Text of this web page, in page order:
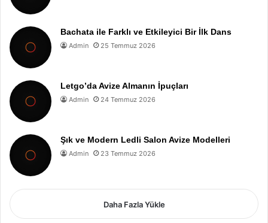
Bachata ile Farklı ve Etkileyici Bir İlk Dans
Admin 25 Temmuz 2026
Letgo’da Avize Almanın İpuçları
Admin 24 Temmuz 2026
Şık ve Modern Ledli Salon Avize Modelleri
Admin 23 Temmuz 2026
Daha Fazla Yükle